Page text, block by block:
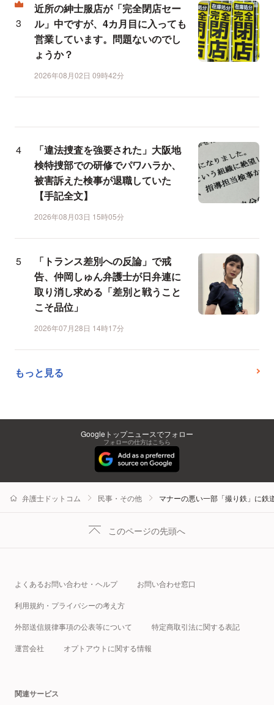
近所の紳士服店が「完全閉店セー
ル」中ですが、4カ月目に入っても
営業しています。問題ないのでし
ょうか？
2026年08月02日 09時42分
「違法捜査を強要された」大阪地
検特捜部での研修でパワハラか、
被害訴えた検事が退職していた
【手記全文】
2026年08月03日 15時05分
「トランス差別への反論」で戒
告、仲岡しゅん弁護士が日弁連に
取り消し求める「差別と戦うこと
こそ品位」
2026年07月28日 14時17分
もっと見る
Googleトップニュースでフォロー
フォローの仕方はこちら
弁護士ドットコム 民事・その他 マナーの悪い一部「撮り鉄」に鉄
このページの先頭へ
よくあるお問い合わせ・ヘルプ お問い合わせ窓口
利用規約・プライバシーの考え方
外部送信規律事項の公表等について 特定商取引法に関する表記
運営会社 オプトアウトに関する情報
関連サービス